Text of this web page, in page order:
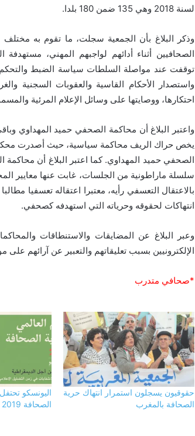
لسنة 2018 وهي 135 ضمن 180 بلدا.
وذكر البلاغ بأن الجمعية سجلت، ما تقوم به
الصحافيين أثناء أدائهم لواجبهم المهني،
توقفت عند مواصلة السلطات سياسة الضبط والتحكم
واستصدار الأحكام القاسية والعقوبات السجنية
احتكارها، ووصايتها على وسائل الإعلام المرئية
واعتبر البلاغ أن محاكمة الصحفي حميد المهداوي
يخص حراك الريف محاكمة سياسية، حيث أصدرت محكمة
سلسلة ماراطونية من الجلسات، غابت عنها معايير
بالاعتقال التعسفي رأيه، معتبرا اعتقاله تعسفيا
انتهاكات لحقوقه وحرياته التي استهدفه كصحفي.
وعبر البلاغ عن المضايقات والاستنطاقات
الإلكترونيين بسبب تعليقاتهم والتعبير عن آرائهم على
*صحافي متدرب
حقوقيون يسجلون استمرار انتهاك حرية
الصحافة بالمغرب
اليونسكو
الصحافة 2019